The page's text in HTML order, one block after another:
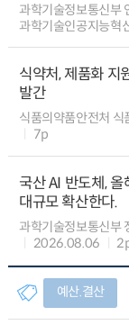
과학기술정보통신부
과학기술인공지능혁
식약처, 제품화 지
발간
식품의약품안전처
7p
국산 AI 반도체,
대규모 확산한다.
과학기술정보통신부
2026.08.06
예산.결산